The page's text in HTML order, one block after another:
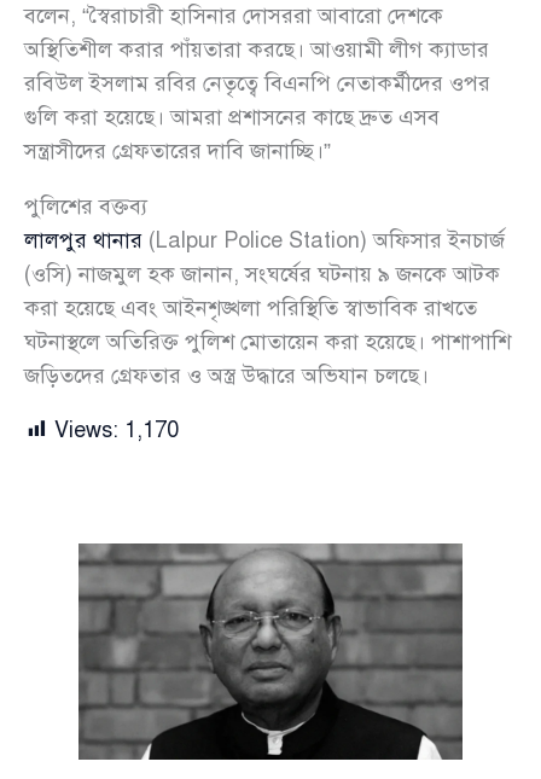
বলেন, “স্বৈরাচারী হাসিনার দোসররা আবারো দেশকে
অস্থিতিশীল করার পাঁয়তারা করছে। আওয়ামী লীগ ক্যাডার
রবিউল ইসলাম রবির নেতৃত্বে বিএনপি নেতাকর্মীদের ওপর
গুলি করা হয়েছে। আমরা প্রশাসনের কাছে দ্রুত এসব
সন্ত্রাসীদের গ্রেফতারের দাবি জানাচ্ছি।”
পুলিশের বক্তব্য
লালপুর থানার (Lalpur Police Station) অফিসার ইনচার্জ
(ওসি) নাজমুল হক জানান, সংঘর্ষের ঘটনায় ৯ জনকে আটক
করা হয়েছে এবং আইনশৃঙ্খলা পরিস্থিতি স্বাভাবিক রাখতে
ঘটনাস্থলে অতিরিক্ত পুলিশ মোতায়েন করা হয়েছে। পাশাপাশি
জড়িতদের গ্রেফতার ও অস্ত্র উদ্ধারে অভিযান চলছে।
Views: 1,170